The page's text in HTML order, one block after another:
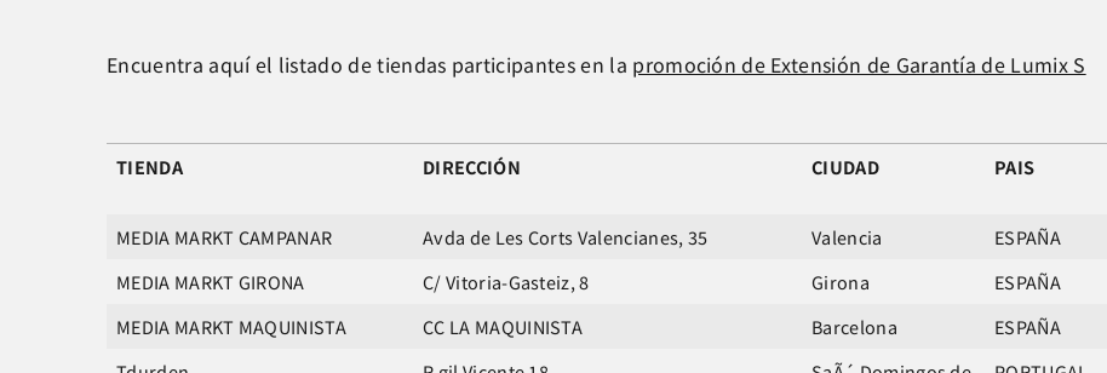
Encuentra aquí el listado de tiendas participantes en la promoción de Extensión de Garantía de Lumix S
TIENDA DIRECCIÓN CIUDAD PAIS
MEDIA MARKT CAMPANAR
Avda de Les Corts Valencianes, 35 Valencia ESPAÑA
MEDIA MARKT GIRONA
C/ Vitoria-Gasteiz, 8 Girona ESPAÑA
MEDIA MARKT MAQUINISTA
CC LA MAQUINISTA Barcelona ESPAÑA